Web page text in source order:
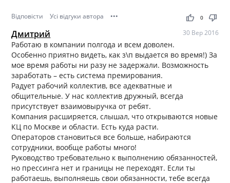
Відповісти Усі відгуки автора ••• thumb_up thumb_down
0
Дмитрий 30 Вер 2016
Работаю в компании полгода и всем доволен.
Особенно приятно видеть, как з\п выдается во время!) За
мое время работы ни разу не задержали. Возможность
заработать – есть система премирования.
Радует рабочий коллектив, все адекватные и
общительные. У нас коллектив дружный, всегда
присутствует взаимовыручка от ребят.
Компания расширяется, слышал, что открываются новые
КЦ по Москве и области. Есть куда расти.
Операторов становиться все больше, набираются
сотрудники, вообще работы много!
Руководство требовательно к выполнению обязанностей,
но прессинга нет и границы не переходят. Если ты
работаешь, выполняешь свои обязанности, тебе всегда